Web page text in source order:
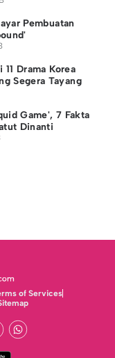
Pembuatan
Drama Korea
Segera Tayang
Game', 7 Fakta
Dinanti
of Services